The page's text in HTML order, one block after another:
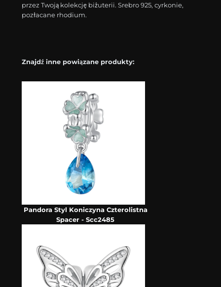
przez Twoją kolekcję biżuterii. Srebro 925, cyrkonie,
pozłacane rhodium.
Znajdź inne powiązane produkty:
Pandora Styl Koniczyna Czterolistna
Spacer - Scc2485